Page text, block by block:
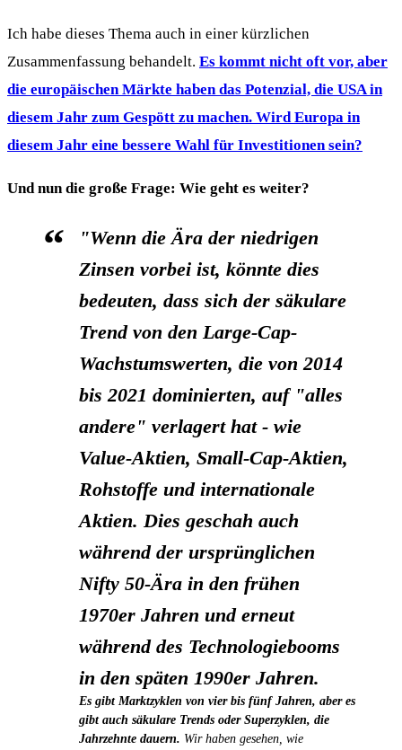
Ich habe dieses Thema auch in einer kürzlichen
Zusammenfassung behandelt. Es kommt nicht oft vor, aber
die europäischen Märkte haben das Potenzial, die USA in
diesem Jahr zum Gespött zu machen. Wird Europa in
diesem Jahr eine bessere Wahl für Investitionen sein?
Und nun die große Frage: Wie geht es weiter?
"Wenn die Ära der niedrigen
Zinsen vorbei ist, könnte dies
bedeuten, dass sich der säkulare
Trend von den Large-Cap-
Wachstumswerten, die von 2014
bis 2021 dominierten, auf"alles
andere" verlagert hat - wie
Value-Aktien, Small-Cap-Aktien,
Rohstoffe und internationale
Aktien. Dies geschah auch
während der ursprünglichen
Nifty 50-Ära in den frühen
1970er Jahren und erneut
während des Technologiebooms
in den späten 1990er Jahren.
Es gibt Marktzyklen von vier bis fünf Jahren, aber es
gibt auch säkulare Trends oder Superzyklen, die
Jahrzehnte dauern. Wir haben gesehen, wie